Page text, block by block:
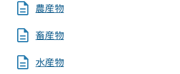
農産物
畜産物
水産物